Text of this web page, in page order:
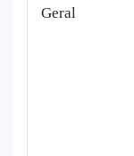
Geral